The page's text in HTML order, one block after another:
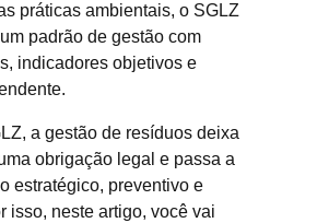
práticas ambientais, o SGLZ
padrão de gestão com
indicadores objetivos e
a gestão de resíduos deixa
obrigação legal e passa a
estratégico, preventivo e
isso, neste artigo, você vai